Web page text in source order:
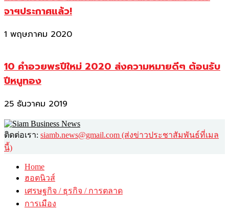
จาฯประกาศแล้ว!
1 พฤษภาคม 2020
10 คำอวยพรปีใหม่ 2020 ส่งความหมายดีๆ ต้อนรับ
ปีหนูทอง
25 ธันวาคม 2019
ติดต่อเรา: siamb.news@gmail.com (ส่งข่าวประชาสัมพันธ์ที่เมล
นี้)
Home
ฮอตนิวส์
เศรษฐกิจ / ธุรกิจ / การตลาด
การเมือง